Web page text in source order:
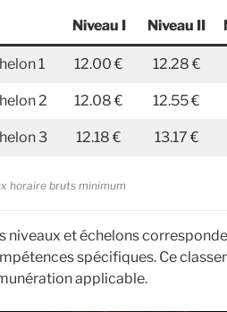
Niveau I Niveau II
1 12.00 € 12.28 €
2 12.08 € 12.55 €
3 12.18 € 13.17 €
horaire bruts minimum
niveaux et échelons
spécifiques. Ce
applicable.